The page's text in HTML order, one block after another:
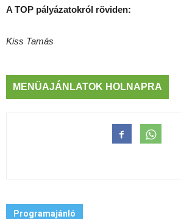
A TOP pályázatokról röviden:
Kiss Tamás
MENÜAJÁNLATOK HOLNAPRA
Programajánló